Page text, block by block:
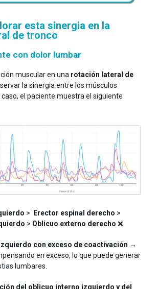
esta sinergia en la
de tronco
con dolor lumbar
muscular en una rotación lateral de
la sinergia entre los músculos
el paciente muestra el siguiente
> Erector espinal derecho >
> Oblicuo externo derecho ❌
con exceso de coactivación →
en exceso, lo que puede generar
lumbares.
del oblicuo interno izquierdo y del